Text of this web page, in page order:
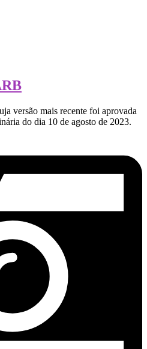
versão mais recente foi aprovada
do dia 10 de agosto de 2023.